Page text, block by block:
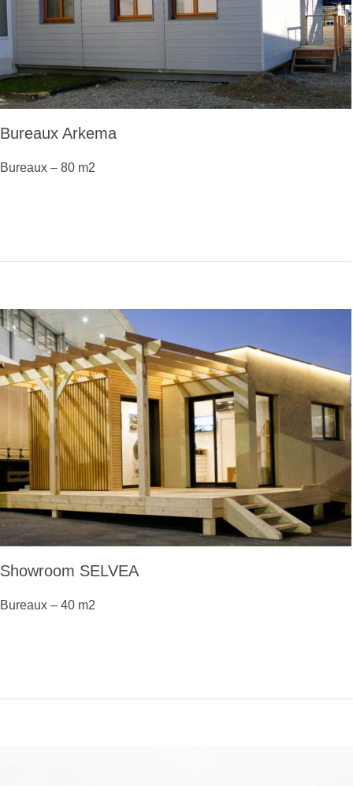
Bureaux Arkema
Bureaux – 80 m2
Showroom SELVEA
Bureaux – 40 m2